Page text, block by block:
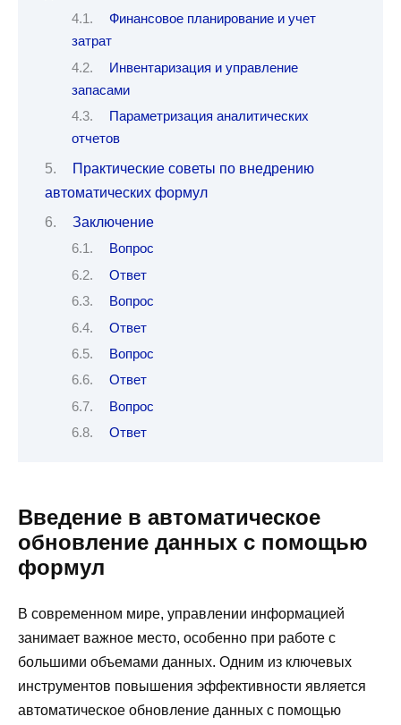
Финансовое планирование и учет
затрат
Инвентаризация и управление
запасами
Параметризация аналитических
отчетов
Практические советы по внедрению
автоматических формул
Заключение
Вопрос
Ответ
Вопрос
Ответ
Вопрос
Ответ
Вопрос
Ответ
Введение в автоматическое
обновление данных с помощью
формул
В современном мире, управлении информацией
занимает важное место, особенно при работе с
большими объемами данных. Одним из ключевых
инструментов повышения эффективности является
автоматическое обновление данных с помощью